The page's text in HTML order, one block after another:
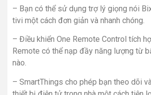
– Bạn có thể sử dụng trợ lý giọng nói
tivi một cách đơn giản và nhanh chóng.
– Điều khiển One Remote Control tích
Remote có thể nạp đầy năng lượng từ
nào.
– SmartThings cho phép bạn theo dõi